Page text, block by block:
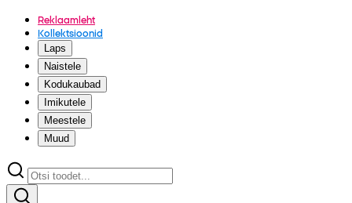
Reklaamleht
Kollektsioonid
Laps
Naistele
Kodukaubad
Imikutele
Meestele
Muud